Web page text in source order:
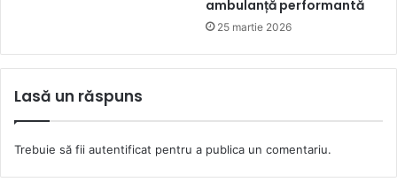
ambulanță performantă
25 martie 2026
Lasă un răspuns
Trebuie să fii autentificat pentru a publica un comentariu.